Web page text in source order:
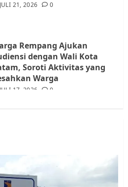
JULI 21, 2026 0
Rempang Ajukan
dengan Wali Kota
Soroti Aktivitas yang
Warga
JULI 17, 2026 0